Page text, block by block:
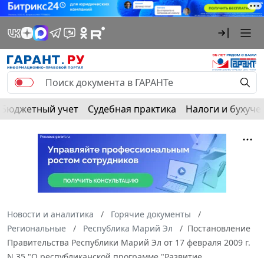
Бюджетный учет Судебная практика Налоги и
Новости и аналитика
Горячие документы
Региональные
Республика Марий Эл
Постановление
Правительства Республики Марий Эл от 17 февраля 2009 г.